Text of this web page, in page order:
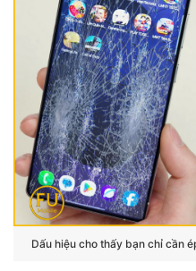
Dấu hiệu cho thấy bạn chỉ cần